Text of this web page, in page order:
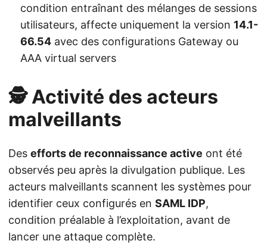
condition entraînant des mélanges de sessions
utilisateurs, affecte uniquement la version 14.1-
66.54 avec des configurations Gateway ou
AAA virtual servers
🕵️ Activité des acteurs
malveillants
Des efforts de reconnaissance active ont été
observés peu après la divulgation publique. Les
acteurs malveillants scannent les systèmes pour
identifier ceux configurés en SAML IDP,
condition préalable à l’exploitation, avant de
lancer une attaque complète.